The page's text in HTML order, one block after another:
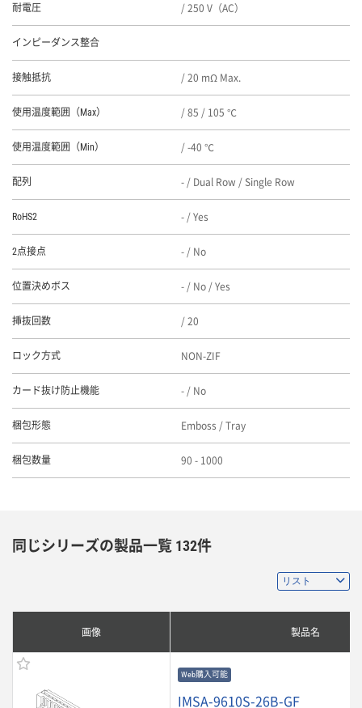
耐電圧 / 250 V（AC）
インピーダンス整合
接触抵抗 / 20 mΩ Max.
使用温度範囲（Max） / 85 / 105 ℃
使用温度範囲（Min） / -40 ℃
配列 - / Dual Row / Single Row
RoHS2 - / Yes
2点接点 - / No
位置決めボス - / No / Yes
挿抜回数 / 20
ロック方式 NON-ZIF
カード抜け防止機能 - / No
梱包形態 Emboss / Tray
梱包数量 90 - 1000
同じシリーズの製品一覧 132件
画像 製品名
Web購入可能
IMSA-9610S-26B-GF